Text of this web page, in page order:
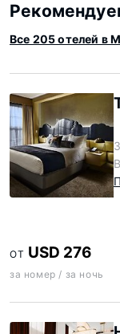
Все 205 отелей в
ОТ USD 276
за номер / за ночь